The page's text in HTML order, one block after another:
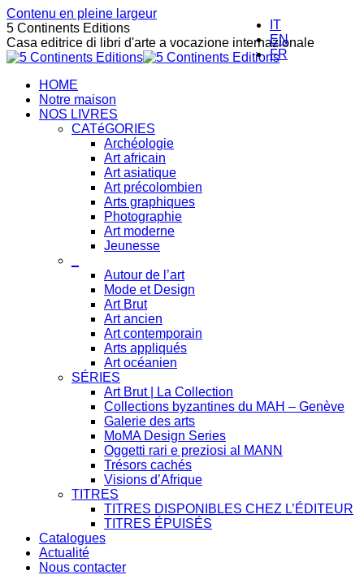
Contenu en pleine largeur
IT
EN
FR
5 Continents Editions
Casa editrice di libri d'arte a vocazione internazionale
HOME
Notre maison
NOS LIVRES
CATéGORIES
Archéologie
Art africain
Art asiatique
Art précolombien
Arts graphiques
Photographie
Art moderne
Jeunesse
Autour de l’art
Mode et Design
Art Brut
Art ancien
Art contemporain
Arts appliqués
Art océanien
SÉRIES
Art Brut | La Collection
Collections byzantines du MAH – Genève
Galerie des arts
MoMA Design Series
Oggetti rari e preziosi al MANN
Trésors cachés
Visions d’Afrique
TITRES
TITRES DISPONIBLES CHEZ L’ÉDITEUR
TITRES ÉPUISÉS
Catalogues
Actualité
Nous contacter